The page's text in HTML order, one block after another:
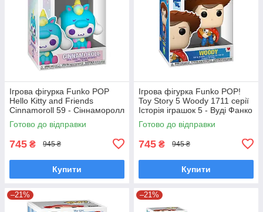
Ігрова фігурка Funko POP
Hello Kitty and Friends
Cinnamoroll 59 - Сіннаморолл
у костюмі єдинорога Фанко
Поп 65748
Готово до відправки
745 ₴ 945 ₴
Купити
Ігрова фігурка Funko POP!
Toy Story 5 Woody 1711 серії
Історія іграшок 5 - Вуді Фанко
Поп 90767
Готово до відправки
745 ₴ 945 ₴
Купити
–21% –21%